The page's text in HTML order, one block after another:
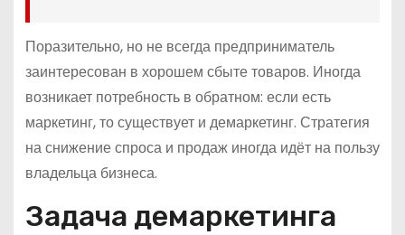
Поразительно, но не всегда предприниматель
заинтересован в хорошем сбыте товаров. Иногда
возникает потребность в обратном: если есть
маркетинг, то существует и демаркетинг. Стратегия
на снижение спроса и продаж иногда идёт на пользу
владельца бизнеса.
Задача демаркетинга